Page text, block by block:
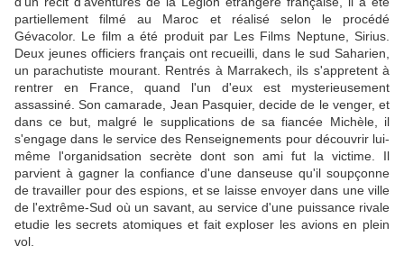
partiellement filmé au Maroc et réalisé selon le procédé
Gévacolor. Le film a été produit par Les Films Neptune, Sirius.
Deux jeunes officiers français ont recueilli, dans le sud Saharien,
un parachutiste mourant. Rentrés à Marrakech, ils s'appretent à
rentrer en France, quand l'un d'eux est mysterieusement
assassiné. Son camarade, Jean Pasquier, decide de le venger, et
dans ce but, malgré le supplications de sa fiancée Michèle, il
s'engage dans le service des Renseignements pour découvrir lui-
même l'organidsation secrète dont son ami fut la victime. Il
parvient à gagner la confiance d'une danseuse qu'il soupçonne
de travailler pour des espions, et se laisse envoyer dans une ville
de l'extrême-Sud où un savant, au service d'une puissance rivale
etudie les secrets atomiques et fait exploser les avions en plein
vol.